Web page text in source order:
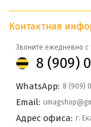
Контактная
Звоните ежедневно с
8 (909)
WhatsApp: 8 (909)
Email:
Адрес офиса: г.